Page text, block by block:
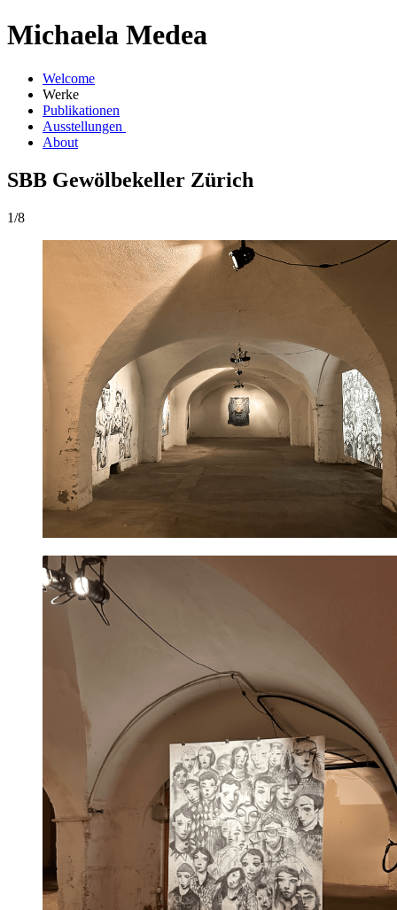
Michaela Medea
Welcome
Werke
Publikationen
Ausstellungen
About
SBB Gewölbekeller Zürich
1/8